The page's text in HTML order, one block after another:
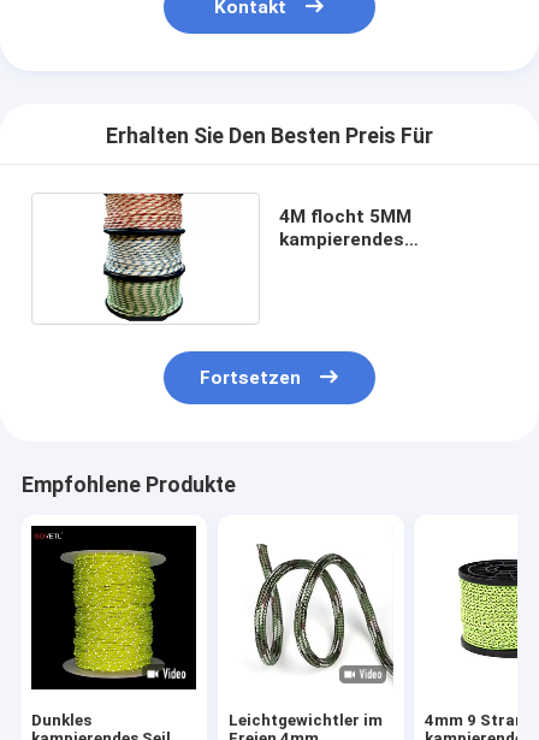
Kontakt
Erhalten Sie Den Besten Preis Für
4M flocht 5MM
kampierendes
Fortsetzen
Empfohlene Produkte
Dunkles
Leichtgewichtler im
4mm 9 Strang